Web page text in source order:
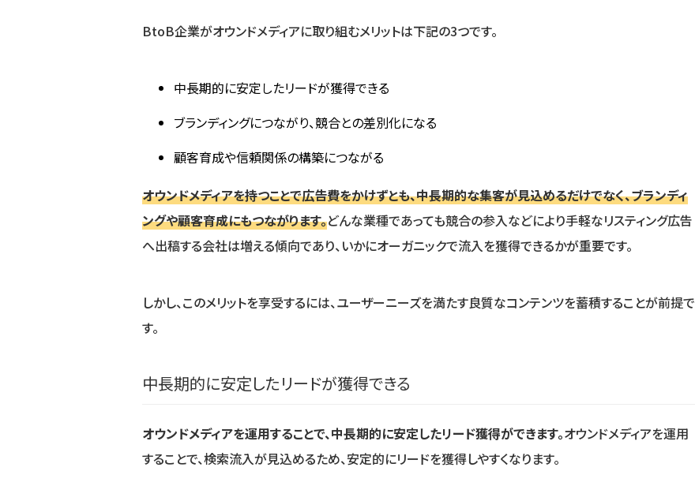
BtoB企業がオウンドメディアに取り組むメリットは下記の3つです。
中長期的に安定したリードが獲得できる
ブランディングにつながり、競合との差別化になる
顧客育成や信頼関係の構築につながる
オウンドメディアを持つことで広告費をかけずとも、中長期的な集客が見込めるだけでなく、ブランディ
ングや顧客育成にもつながります。どんな業種であっても競合の参入などにより手軽なリスティング広告
へ出稿する会社は増える傾向であり、いかにオーガニックで流入を獲得できるかが重要です。
しかし、このメリットを享受するには、ユーザーニーズを満たす良質なコンテンツを蓄積することが前提で
す。
中長期的に安定したリードが獲得できる
オウンドメディアを運用することで、中長期的に安定したリード獲得ができます。オウンドメディアを運用
することで、検索流入が見込めるため、安定的にリードを獲得しやすくなります。